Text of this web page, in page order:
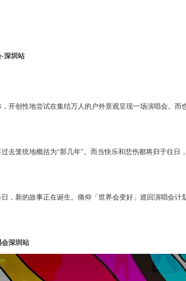
-深圳站
开创性地尝试在集结万人的户外景观呈现一场演唱会。而
去笼统地概括为“那几年”。而当快乐和悲伤都将归于往日
，新的故事正在诞生。痛仰「世界会变好」巡回演唱会计
深圳站